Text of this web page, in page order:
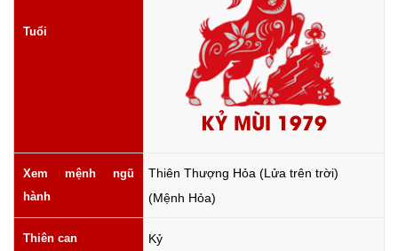
Tuổi
KỶ MÙI 1979
Xem mệnh ngũ
hành
Thiên Thượng Hỏa (Lửa trên trời)
(Mệnh Hỏa)
Thiên can Kỷ